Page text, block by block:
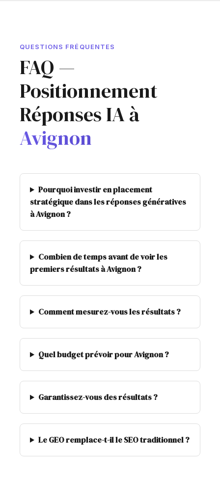
QUESTIONS FRÉQUENTES
FAQ —
Positionnement
Réponses IA à
Avignon
Pourquoi investir en placement
stratégique dans les réponses génératives
à Avignon ?
Combien de temps avant de voir les
premiers résultats à Avignon ?
Comment mesurez-vous les résultats ?
Quel budget prévoir pour Avignon ?
Garantissez-vous des résultats ?
Le GEO remplace-t-il le SEO traditionnel ?